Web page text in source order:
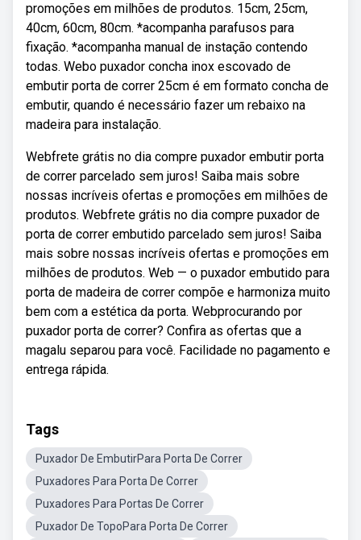
promoções em milhões de produtos. 15cm, 25cm,
40cm, 60cm, 80cm. *acompanha parafusos para
fixação. *acompanha manual de instação contendo
todas. Webo puxador concha inox escovado de
embutir porta de correr 25cm é em formato concha de
embutir, quando é necessário fazer um rebaixo na
madeira para instalação.
Webfrete grátis no dia compre puxador embutir porta
de correr parcelado sem juros! Saiba mais sobre
nossas incríveis ofertas e promoções em milhões de
produtos. Webfrete grátis no dia compre puxador de
porta de correr embutido parcelado sem juros! Saiba
mais sobre nossas incríveis ofertas e promoções em
milhões de produtos. Web — o puxador embutido para
porta de madeira de correr compõe e harmoniza muito
bem com a estética da porta. Webprocurando por
puxador porta de correr? Confira as ofertas que a
magalu separou para você. Facilidade no pagamento e
entrega rápida.
Tags
Puxador De EmbutirPara Porta De Correr
Puxadores Para Porta De Correr
Puxadores Para Portas De Correr
Puxador De TopoPara Porta De Correr